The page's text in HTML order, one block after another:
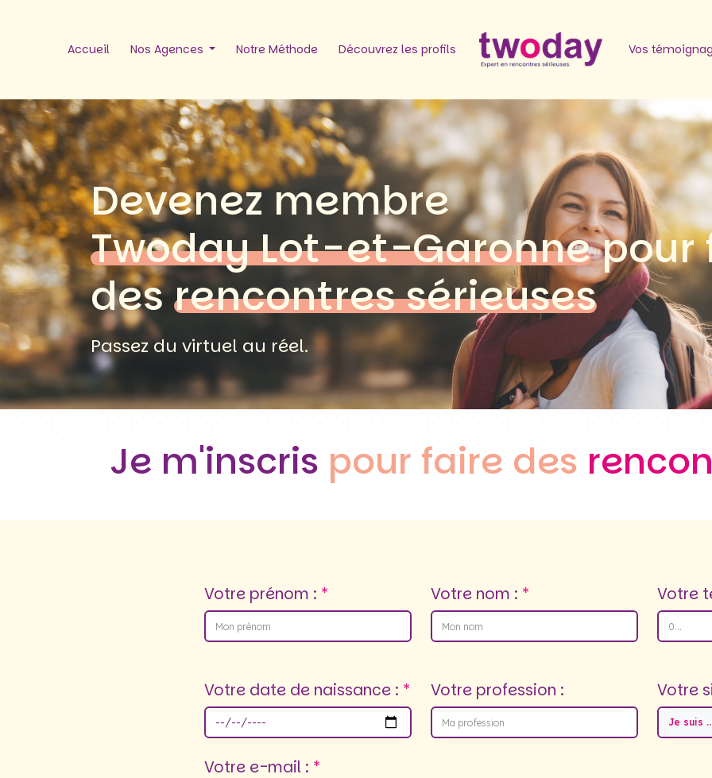
Accueil Nos Agences Notre Méthode Découvrez les profils Vos
Devenez membre
Twoday Lot-et-Garonnepour
desrencontres sérieuses
Passez du virtuel au réel.
Je m'inscris pour faire des
Votre prénom : Votre nom : Votre
Votre date de naissance : Votre profession : Votre
Je suis
Votre e-mail :